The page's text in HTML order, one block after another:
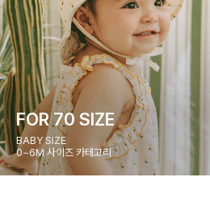
FOR 70 SIZE
BABY SIZE
0~6M 사이즈 카테고리